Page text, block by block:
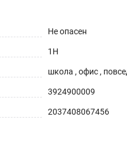
Не опасен
1H
школа , офис ,
3924900009
2037408067456